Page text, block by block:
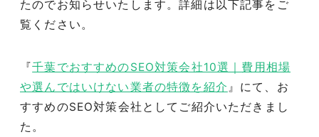
たのでお知らせいたします。詳細は以下記事をご
覧ください。
『千葉でおすすめのSEO対策会社10選｜費用相場
や選んではいけない業者の特徴を紹介 』にて、お
すすめのSEO対策会社としてご紹介いただきまし
た。